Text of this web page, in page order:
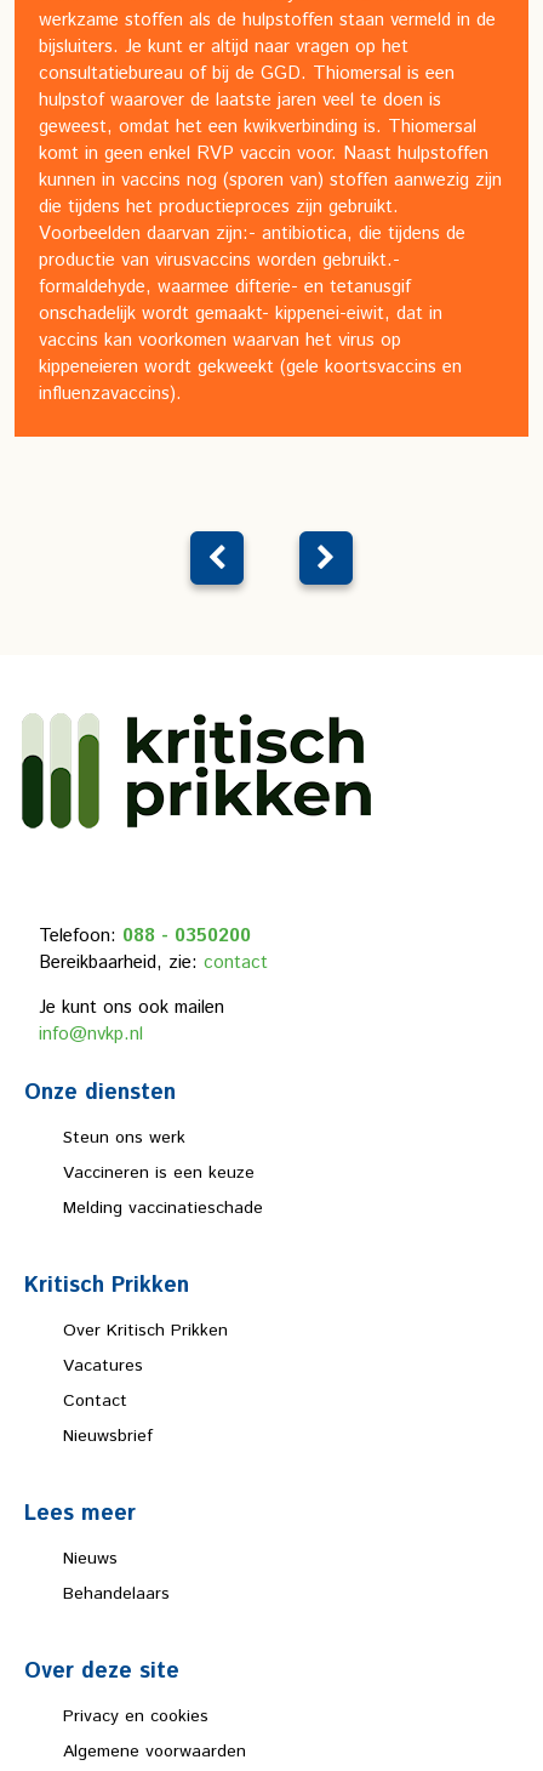
werkzame stoffen als de hulpstoffen staan vermeld in de
bijsluiters. Je kunt er altijd naar vragen op het
consultatiebureau of bij de GGD. Thiomersal is een
hulpstof waarover de laatste jaren veel te doen is
geweest, omdat het een kwikverbinding is. Thiomersal
komt in geen enkel RVP vaccin voor. Naast hulpstoffen
kunnen in vaccins nog (sporen van) stoffen aanwezig zijn
die tijdens het productieproces zijn gebruikt.
Voorbeelden daarvan zijn:- antibiotica, die tijdens de
productie van virusvaccins worden gebruikt.-
formaldehyde, waarmee difterie- en tetanusgif
onschadelijk wordt gemaakt- kippenei-eiwit, dat in
vaccins kan voorkomen waarvan het virus op
kippeneieren wordt gekweekt (gele koortsvaccins en
influenzavaccins).
Telefoon: 088 - 0350200
Bereikbaarheid, zie: contact
Je kunt ons ook mailen
info@nvkp.nl
Onze diensten
Steun ons werk
Vaccineren is een keuze
Melding vaccinatieschade
Kritisch Prikken
Over Kritisch Prikken
Vacatures
Contact
Nieuwsbrief
Lees meer
Nieuws
Behandelaars
Over deze site
Privacy en cookies
Algemene voorwaarden